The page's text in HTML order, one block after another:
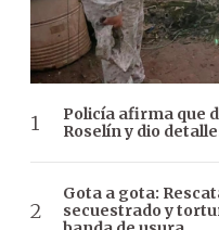
Policía afirma que
Roselín y dio
Gota a gota:
secuestrado y